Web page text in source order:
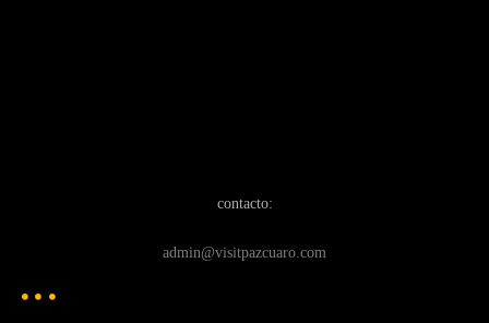
contacto:
admin@visitpazcuaro.com